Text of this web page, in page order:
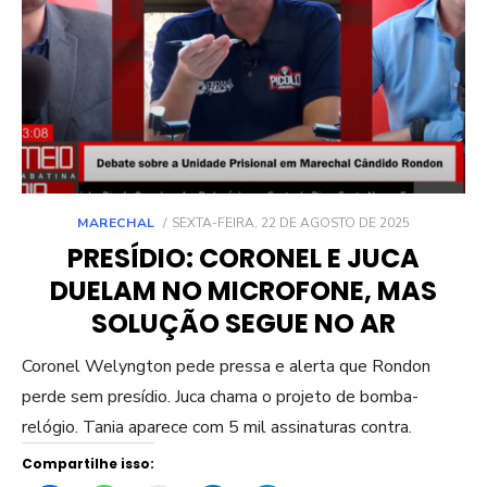
MARECHAL
POSTED
SEXTA-FEIRA, 22 DE AGOSTO DE 2025
PRESÍDIO: CORONEL E JUCA
DUELAM NO MICROFONE, MAS
SOLUÇÃO SEGUE NO AR
Coronel Welyngton pede pressa e alerta que Rondon
perde sem presídio. Juca chama o projeto de bomba-
relógio. Tania aparece com 5 mil assinaturas contra.
Compartilhe isso: